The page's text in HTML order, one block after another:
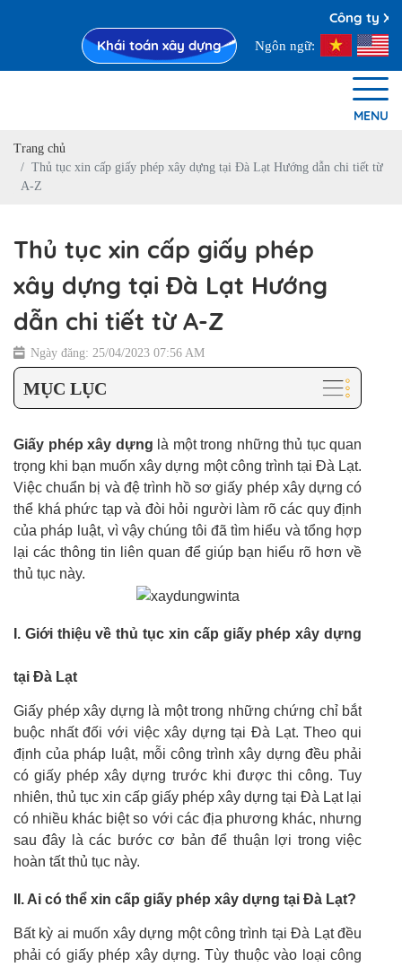
Công ty Xây
Khái toán xây dựng
Ngôn ngữ:
MENU
Trang chủ
Thủ tục xin cấp giấy phép xây dựng tại Đà Lạt Hướng dẫn chi tiết từ
A-Z
Thủ tục xin cấp giấy phép
xây dựng tại Đà Lạt Hướng
dẫn chi tiết từ A-Z
Ngày đăng: 25/04/2023 07:56 AM
MỤC LỤC
Giấy phép xây dựng là một trong những thủ tục quan
trọng khi bạn muốn xây dựng một công trình tại Đà Lạt.
Việc chuẩn bị và đệ trình hồ sơ giấy phép xây dựng có
thể khá phức tạp và đòi hỏi người làm rõ các quy định
của pháp luật, vì vậy chúng tôi đã tìm hiểu và tổng hợp
lại các thông tin liên quan để giúp bạn hiểu rõ hơn về
thủ tục này.
I. Giới thiệu về thủ tục xin cấp giấy phép xây dựng
tại Đà Lạt
Giấy phép xây dựng là một trong những chứng chỉ bắt
buộc nhất đối với việc xây dựng tại Đà Lạt. Theo qui
định của pháp luật, mỗi công trình xây dựng đều phải
có giấy phép xây dựng trước khi được thi công. Tuy
nhiên, thủ tục xin cấp giấy phép xây dựng tại Đà Lạt lại
có nhiều khác biệt so với các địa phương khác, nhưng
sau đây là các bước cơ bản để thuận lợi trong việc
hoàn tất thủ tục này.
II. Ai có thể xin cấp giấy phép xây dựng tại Đà Lạt?
Bất kỳ ai muốn xây dựng một công trình tại Đà Lạt đều
phải có giấy phép xây dựng. Tùy thuộc vào loại công